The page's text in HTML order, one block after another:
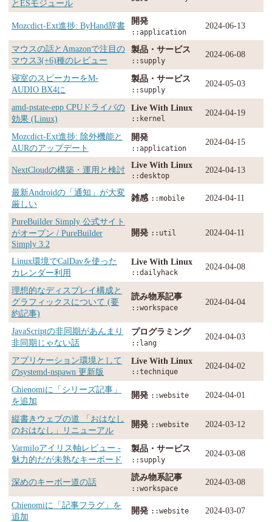
とESモジュール
Mozcdict-Ext進捗: ByHand辞書 開発
::application
2024-06-13
マウスの話とAmazonで注目の
マウス3(+6)種のレビュー
製品・サービス
::supply
2024-06-08
寝室のスピーカーをM-
AUDIO BX4に
製品・サービス
::supply
2024-05-03
amd-pstate-epp CPUドライバの
効果 (Linux)
Live With Linux
::kernel
2024-04-19
Mozcdict-Ext進捗: 除外機能と
AURのアップデート
開発
::application
2024-04-15
NextCloudの構築・運用と検討 Live With Linux
::desktop
2024-04-13
最新Androidの「通知」が大変
厳しい
雑感 ::mobile 2024-04-11
PureBuilder Simply 公式サイト
がオープン / PureBuilder
Simply 3.2
開発 ::util 2024-04-11
Linux環境でCalDavを使った
カレンダー利用
Live With Linux
::dailyhack
2024-04-08
理想的なディスプレイ構成と
グラフィックスについて (要
約記事)
読み物系記事
::workspace
2024-04-04
JavaScriptの非同期があんまり
非同期じゃない話
プログラミング
::lang
2024-04-03
アプリケーション環境として
のsystemd-nspawn 更新版
Live With Linux
::technique
2024-04-02
Chienomiに「シリーズ記事」
を追加
開発 ::website 2024-04-01
縦書きウェブの道 「おはなし
のおはなし」リニューアル
開発 ::website 2024-03-12
Varmiloアイリス軸レビュー -
魅力的だが未熟なキーボード
製品・サービス
::supply
2024-03-08
深めのキーボー道の話 読み物系記事
::workspace
2024-03-08
Chienomiに「記事フラグ」を
追加
開発 ::website 2024-03-07